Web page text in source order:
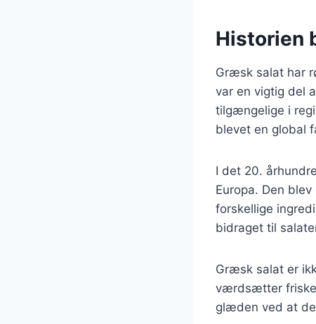
Historien
Græsk salat har
var en vigtig del
tilgængelige i
blevet en global
I det 20.
Europa. Den
forskellige
bidraget til
Græsk salat er
værdsætter
glæden ved at